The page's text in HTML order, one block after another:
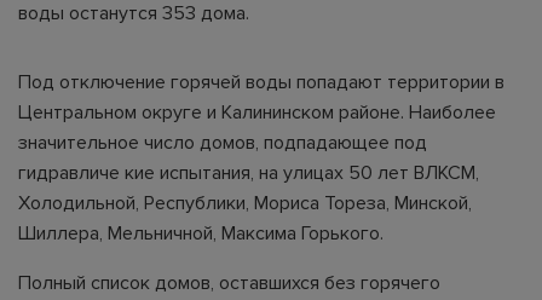
воды останутся 353 дома.
Под отключение горячей воды попадают территории в
Центральном округе и Калининском районе. Наиболее
значительное число домов, подпадающее под
гидравличе кие испытания, на улицах 50 лет ВЛКСМ,
Холодильной, Республики, Мориса Тореза, Минской,
Шиллера, Мельничной, Максима Горького.
Полный список домов, оставшихся без горячего